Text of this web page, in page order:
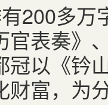
200多
官表奏》
冠以《钤
财富，为